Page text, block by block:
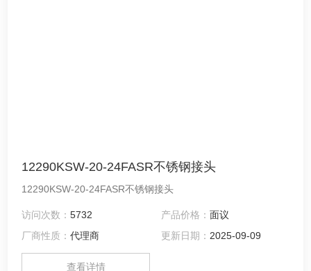
12290KSW-20-24FASR不锈钢接头
12290KSW-20-24FASR不锈钢接头
访问次数：5732 产品价格： 面议
厂商性质：代理商 更新日期： 2025-09-09
查看详情